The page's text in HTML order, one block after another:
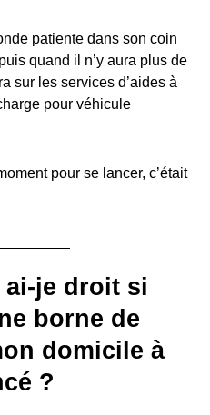
patiente dans son coin
quand il n’y aura plus de
sur les services d’aides à
pour véhicule
pour se lancer, c’était
je droit si
borne de
domicile à
?